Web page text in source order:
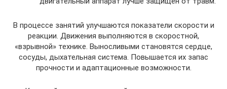
В процессе занятий улучшаются показатели скорости и
реакции. Движения выполняются в скоростной,
«взрывной» технике. Выносливыми становятся сердце,
сосуды, дыхательная система. Повышается их запас
прочности и адаптационные возможности.